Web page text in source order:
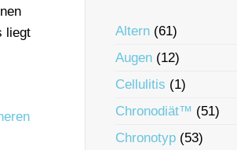
liegt
Altern (61)
Augen (12)
Cellulitis (1)
Chronodiät™ (51)
Chronotyp (53)